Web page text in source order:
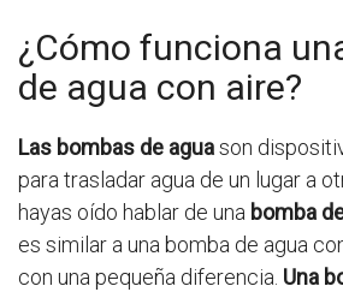
¿Cómo funciona
de agua con aire?
Las bombas de aguason
para trasladar agua de un lugar a
hayas oído hablar de una bomba
es similar a una bomba de agua
con una pequeña diferencia. Una